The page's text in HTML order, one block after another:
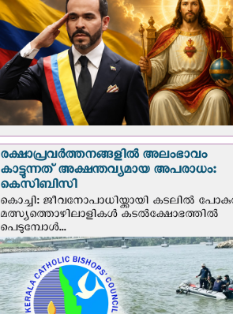
രക്ഷാപ്രവര്‍ത്തനങ്ങളില്‍ അലംഭാവം
കാട്ടുന്നത് അക്ഷന്തവ്യമായ അപരാധം:
കെസിബിസി
കൊച്ചി: ജീവനോപാധിയ്ക്കായി കടലില്‍
മത്സ്യത്തൊഴിലാളികള്‍ കടല്‍ക്ഷോഭത്തില്‍
പെടുമ്പോള്‍...